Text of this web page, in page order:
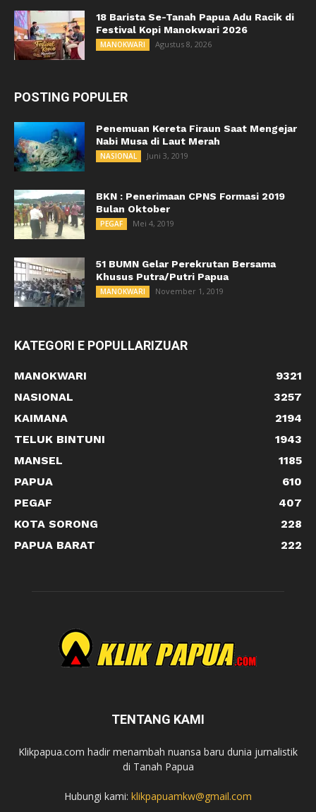
18 Barista Se-Tanah Papua Adu Racik di
Festival Kopi Manokwari 2026
MANOKWARI Agustus 8, 2026
POSTING POPULER
Penemuan Kereta Firaun Saat Mengejar
Nabi Musa di Laut Merah
NASIONAL Juni 3, 2019
BKN : Penerimaan CPNS Formasi 2019
Bulan Oktober
PEGAF Mei 4, 2019
51 BUMN Gelar Perekrutan Bersama
Khusus Putra/Putri Papua
MANOKWARI November 1, 2019
KATEGORI E POPULLARIZUAR
MANOKWARI
9321
NASIONAL
3257
KAIMANA
2194
TELUK BINTUNI
1943
MANSEL
1185
PAPUA
610
PEGAF
407
KOTA SORONG
228
PAPUA BARAT
222
TENTANG KAMI
Klikpapua.com hadir menambah nuansa baru dunia jurnalistik
di Tanah Papua
Hubungi kami: klikpapuamkw@gmail.com